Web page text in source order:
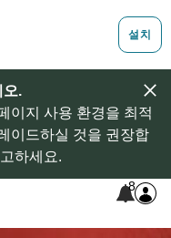
오.
이지 사용 환경을 최적
이드하실 것을 권장합
하세요.
8